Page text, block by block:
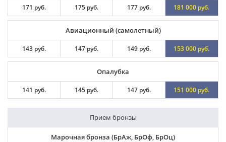
171 руб. 175 руб. 177 руб. 181 000 руб.
Авиационный (самолетный)
143 руб. 147 руб. 149 руб. 153 000 руб.
Опалубка
141 руб. 145 руб. 147 руб. 151 000 руб.
Прием бронзы
Марочная бронза (БрАж, БрОф, БрОц)